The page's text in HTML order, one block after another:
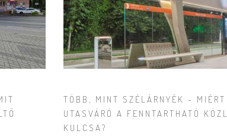
TÖBB, MINT SZÉLÁRNYÉK - MIÉRT
UTASVÁRÓ A FENNTARTHATÓ
KULCSA?